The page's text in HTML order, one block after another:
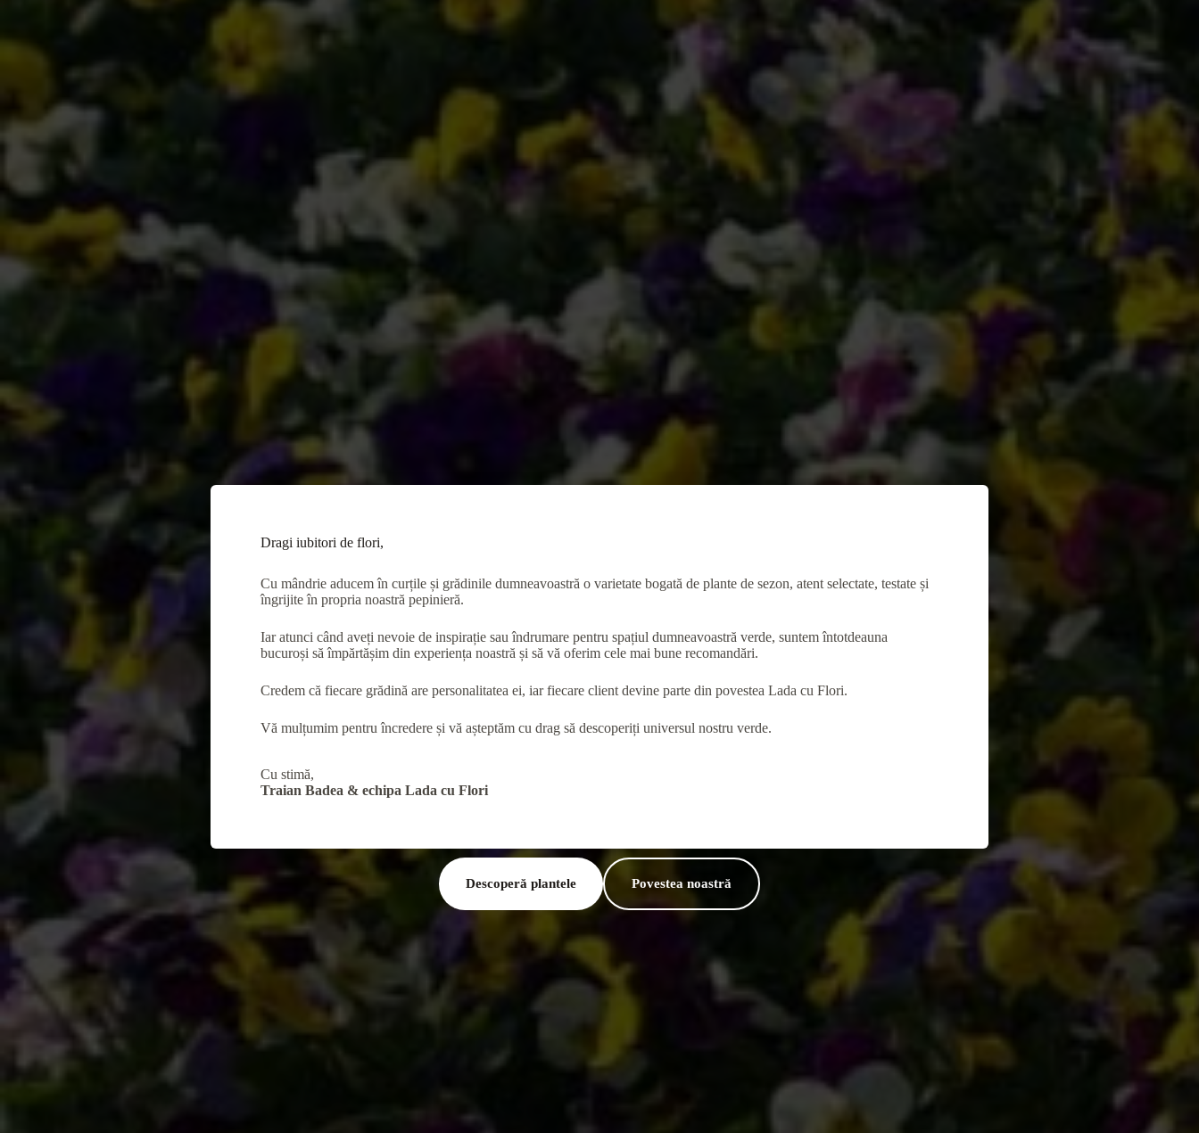
Dragi iubitori de flori,
Cu mândrie aducem în curțile și grădinile dumneavoastră o varietate bogată de plante de sezon, atent selectate, testate și
îngrijite în propria noastră pepinieră.
Iar atunci când aveți nevoie de inspirație sau îndrumare pentru spațiul dumneavoastră verde, suntem întotdeauna
bucuroși să împărtășim din experiența noastră și să vă oferim cele mai bune recomandări.
Credem că fiecare grădină are personalitatea ei, iar fiecare client devine parte din povestea Lada cu Flori.
Vă mulțumim pentru încredere și vă așteptăm cu drag să descoperiți universul nostru verde.
Cu stimă,
Traian Badea & echipa Lada cu Flori
Descoperă plantele Povestea noastră